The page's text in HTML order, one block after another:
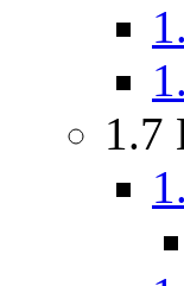
1.7